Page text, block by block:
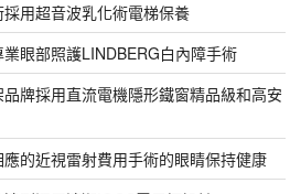
採用超音波乳化術電梯保養
眼部照護LINDBERG白內障手術
牌採用直流電機隱形鐵窗精品級和高安
的近視雷射費用手術的眼睛保持健康